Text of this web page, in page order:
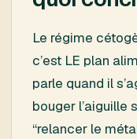
Le régime
c’est LE plan
parle quand il
bouger l’aiguille
“relancer le